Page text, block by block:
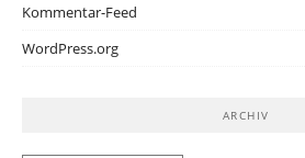
Kommentar-Feed
WordPress.org
ARCHIV